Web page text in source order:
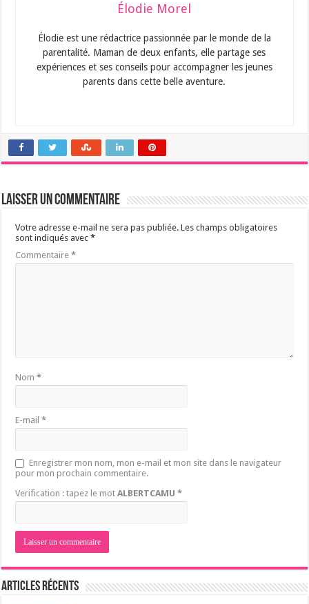
Élodie Morel
Élodie est une rédactrice passionnée par le monde de la
parentalité. Maman de deux enfants, elle partage ses
expériences et ses conseils pour accompagner les jeunes
parents dans cette belle aventure.
Laisser un commentaire
Votre adresse e-mail ne sera pas publiée. Les champs obligatoires
sont indiqués avec*
Commentaire*
Nom*
E-mail*
Enregistrer mon nom, mon e-mail et mon site dans le navigateur
pour mon prochain commentaire.
Verification : tapez le motALBERTCAMU *
Articles récents